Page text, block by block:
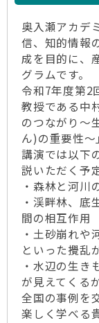
奥⼊瀬アカデ
信、知的情報
成を⽬的に、
グラムです。
令和7年度第2
教授である中
のつながり〜
ん)の重要性
講演では以下
説いただく予
・森林と河川
・渓畔林、底
間の相互作⽤
・⼟砂崩れや
といった攪乱
・⽔辺の⽣き
が⾒えてくる
全国の事例を
楽しく学べる